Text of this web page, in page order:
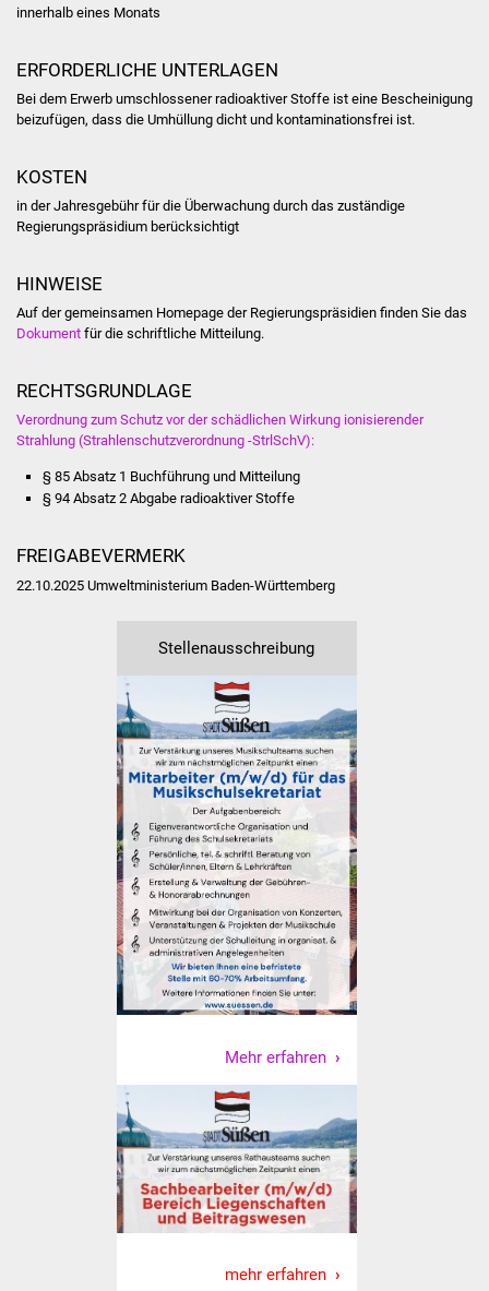
Dienstleistungen
Schulen
Kolping-Musikschule
Volkshochschule
Kirchen
Lokale Agenda
Fachteam Jugend
Kinder- und
Familienzentrum
Stadtwerke
Suenergie
NETZMonitor
Pflege von Angehörigen
Hitzewarnung / UV-
Index
innerhalb eines Monats
ERFORDERLICHE UNTERLAGEN
Bei dem Erwerb umschlossener radioaktiver Stoffe ist eine Bescheinigung
beizufügen, dass die Umhüllung dicht und kontaminationsfrei ist.
KOSTEN
in der Jahresgebühr für die Überwachung durch das zuständige
Regierungspräsidium berücksichtigt
HINWEISE
Auf der gemeinsamen Homepage der Regierungspräsidien finden Sie das
Dokumentfür die schriftliche Mitteilung.
RECHTSGRUNDLAGE
Verordnung zum Schutz vor der schädlichen Wirkung ionisierender
Strahlung (Strahlenschutzverordnung -StrlSchV):
§ 85 Absatz 1 Buchführung und Mitteilung
§ 94 Absatz 2 Abgabe radioaktiver Stoffe
FREIGABEVERMERK
22.10.2025 Umweltministerium Baden-Württemberg
Stellenausschreibung
Mehr erfahren
mehr erfahren